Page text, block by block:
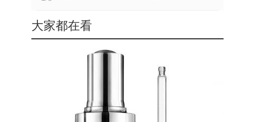
冬都可以用的面
大家都在看